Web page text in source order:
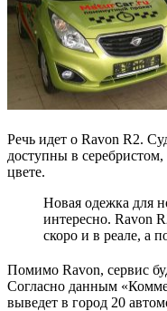
Речь идет о Ravon R2.
доступны в
цвете.
Новая одежка для
интересно. Ravon
скоро и в реале, а
Помимо Ravon, сервис
Согласно данным
выведет в город 20